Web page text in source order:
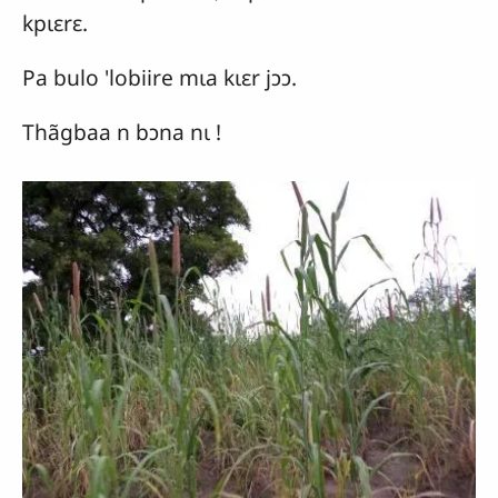
kpɩɛrɛ.
Pa bulo 'lobiire mɩa kɩɛr jɔɔ.
Thãgbaa n bɔna nɩ !